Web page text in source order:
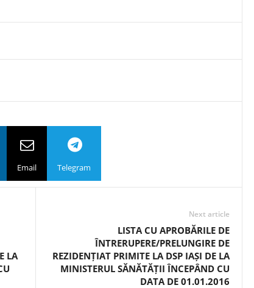
Email Telegram
LA
Next article
LISTA CU APROBĂRILE DE
ÎNTRERUPERE/PRELUNGIRE DE
REZIDENȚIAT PRIMITE LA DSP IAȘI DE LA
MINISTERUL SĂNĂTĂȚII ÎNCEPÂND CU
DATA DE 01.01.2016